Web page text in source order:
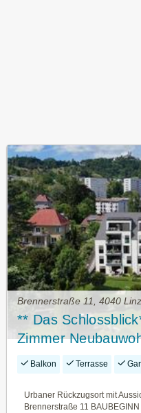
Brennerstraße 11, 4040
** Das
Zimmer
Bestlage - TOP 11
Balkon Terrasse
Urbaner Rückzugsort mit
Brennerstraße 11